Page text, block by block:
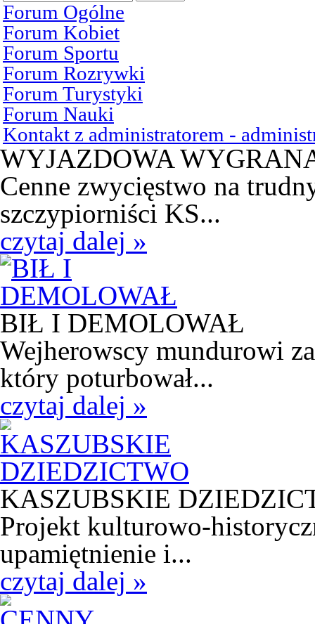
Forum Ogólne
Forum Kobiet
Forum Sportu
Forum Rozrywki
Forum Turystyki
Forum Nauki
Kontakt z administratorem -
WYJAZDOWA
Cenne zwycięstwo na
szczypiorniści KS...
czytaj dalej »
BIŁ I DEMOLOWAŁ
Wejherowscy mundurowi
który poturbował...
czytaj dalej »
KASZUBSKIE
Projekt kulturowo-
upamiętnienie i...
czytaj dalej »